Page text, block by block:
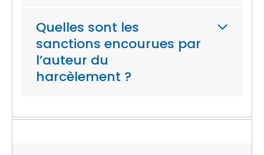
Quelles sont les
sanctions encourues par
l’auteur du
harcèlement ?